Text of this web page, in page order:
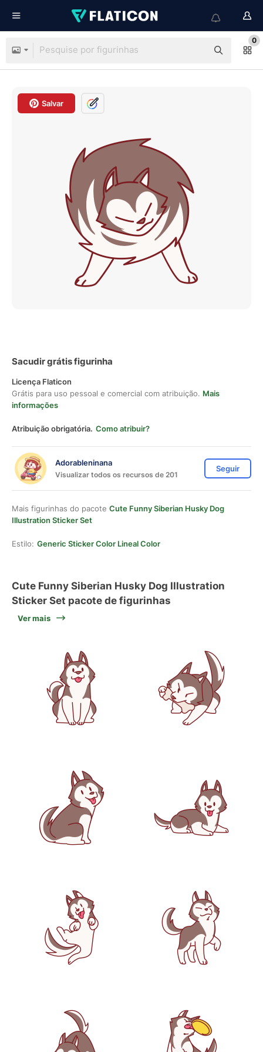
0
Salvar
Sacudir grátis figurinha
Licença Flaticon
Grátis para uso pessoal e comercial com atribuição. Mais
informações
Atribuição obrigatória. Como atribuir?
Adorableninana
Visualizar todos os recursos de 201
Seguir
Mais figurinhas do pacote Cute Funny Siberian Husky Dog
Illustration Sticker Set
Estilo: Generic Sticker Color Lineal Color
Cute Funny Siberian Husky Dog Illustration
Sticker Set pacote de figurinhas
Ver mais